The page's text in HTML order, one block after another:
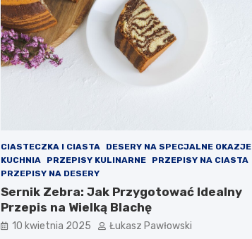
CIASTECZKA I CIASTA
DESERY NA SPECJALNE OKAZJE
KUCHNIA
PRZEPISY KULINARNE
PRZEPISY NA CIASTA
PRZEPISY NA DESERY
Sernik Zebra: Jak Przygotować Idealny
Przepis na Wielką Blachę
10 kwietnia 2025 Łukasz Pawłowski